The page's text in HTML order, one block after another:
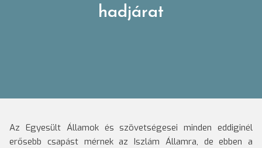
hadjárat
Az Egyesült Államok és szövetségesei minden eddiginél
erősebb csapást mérnek az Iszlám Államra, de ebben a